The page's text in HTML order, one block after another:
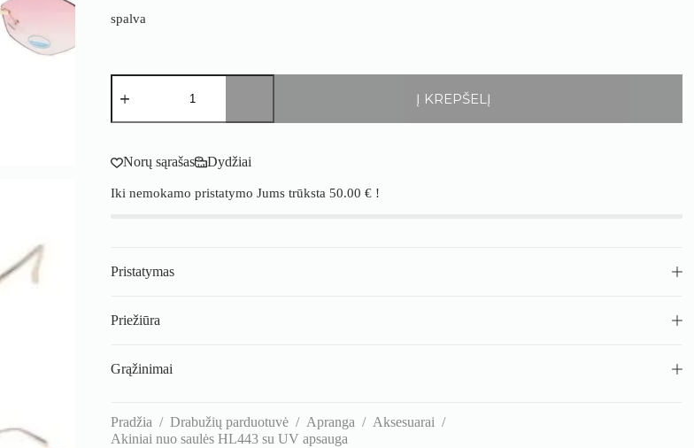
spalva
produkto
kiekis:
nuo
HL443
su
UV
apsauga
Į KREPŠELĮ
Norų sąrašas Dydžiai
Iki nemokamo pristatymo Jums trūksta 50.00€ !
Pristatymas
Priežiūra
Grąžinimai
Pradžia / Drabužių parduotuvė / Apranga / Aksesuarai /
Akiniai nuo saulės HL443 su UV apsauga